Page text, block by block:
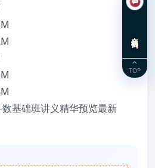
基础班讲义精华预览最新
TOP